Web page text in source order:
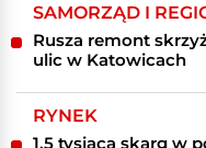
SAMORZĄD I
Rusza remont
ulic w Katowicach
RYNEK
1,5 tysiąca skarg w